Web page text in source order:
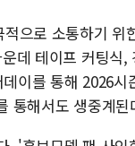
적으로 소통하기
데 테이프 커팅식
이를 통해 2026
통해서도 생중계된